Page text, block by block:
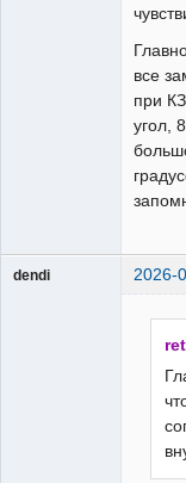
все
при
угол,
dendi 2026-